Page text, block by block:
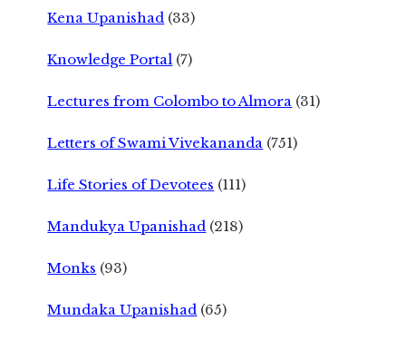
Kena Upanishad (33)
Knowledge Portal (7)
Lectures from Colombo to Almora (31)
Letters of Swami Vivekananda (751)
Life Stories of Devotees (111)
Mandukya Upanishad (218)
Monks (93)
Mundaka Upanishad (65)